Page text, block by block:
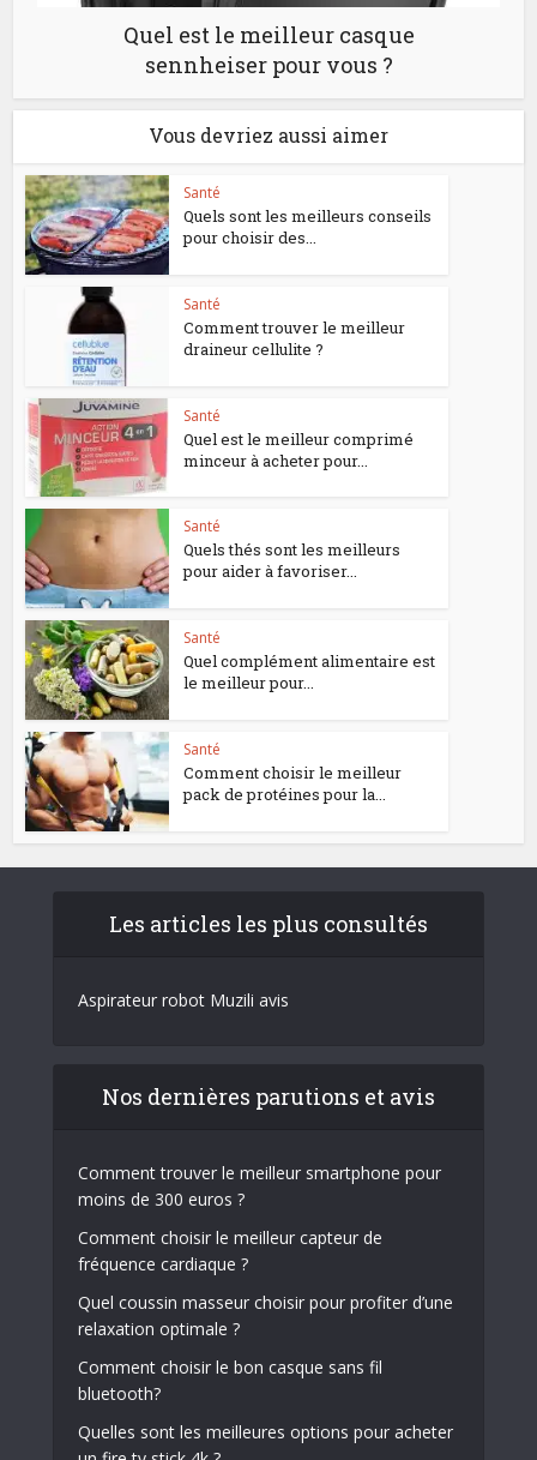
Quel est le meilleur casque
sennheiser pour vous ?
Vous devriez aussi aimer
Santé
Quels sont les meilleurs conseils
pour choisir des...
Santé
Comment trouver le meilleur
draineur cellulite ?
Santé
Quel est le meilleur comprimé
minceur à acheter pour...
Santé
Quels thés sont les meilleurs
pour aider à favoriser...
Santé
Quel complément alimentaire est
le meilleur pour...
Santé
Comment choisir le meilleur
pack de protéines pour la...
Les articles les plus consultés
Aspirateur robot Muzili avis
Nos dernières parutions et avis
Comment trouver le meilleur smartphone pour
moins de 300 euros ?
Comment choisir le meilleur capteur de
fréquence cardiaque ?
Quel coussin masseur choisir pour profiter d’une
relaxation optimale ?
Comment choisir le bon casque sans fil
bluetooth?
Quelles sont les meilleures options pour acheter